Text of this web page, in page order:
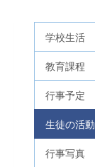
学校生活
教育課程
行事予定
生徒の活動
行事写真